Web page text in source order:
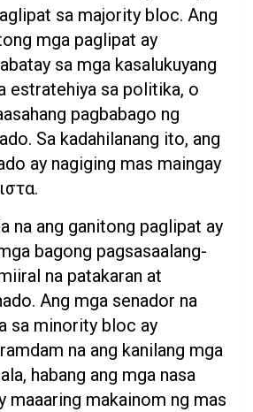
sa majority bloc. Ang
mga paglipat ay
sa mga kasalukuyang
estratehiya sa politika, o
pagbabago ng
Sa kadahilanang ito, ang
ay nagiging mas maingay
na ang ganitong paglipat ay
bagong pagsasaalang-
na patakaran at
Ang mga senador na
sa minority bloc ay
na ang kanilang mga
habang ang mga nasa
maaaring makainom ng mas